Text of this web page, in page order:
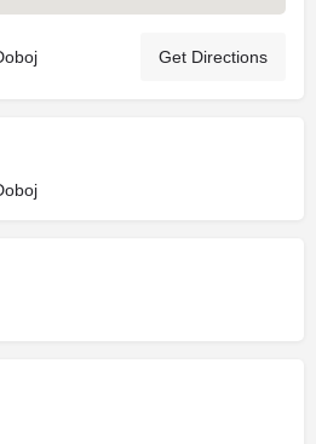
Get Directions